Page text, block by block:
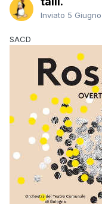
Inviato 5
SACD